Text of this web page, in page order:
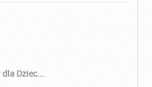
Dziec...